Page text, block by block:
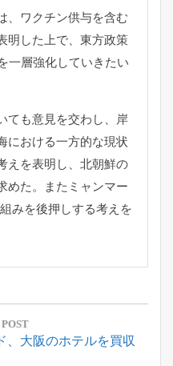
、
ワクチン供与を含む
明した上で、 東方政策
一層強化していきたい
ても意見を交わし、
岸
における一方的な現状
えを表明し、北朝鮮の
めた。
またミャンマー
みを後押しする考えを
、大阪のホテルを買収